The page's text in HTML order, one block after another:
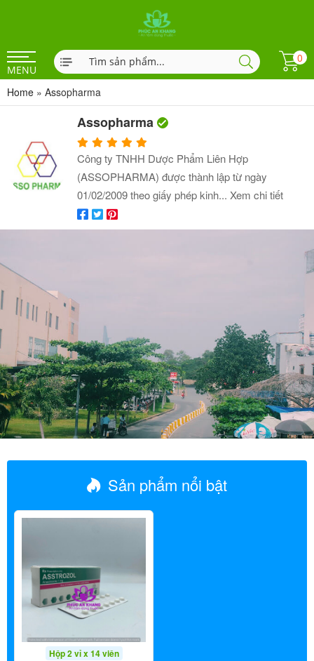
MENU
0
Home » Assopharma
Assopharma
Công ty TNHH Dược Phẩm Liên Hợp
(ASSOPHARMA) được thành lập từ ngày
01/02/2009 theo giấy phép kinh... Xem chi tiết
Sản phẩm nổi bật
Hộp 2 vỉ x 14 viên